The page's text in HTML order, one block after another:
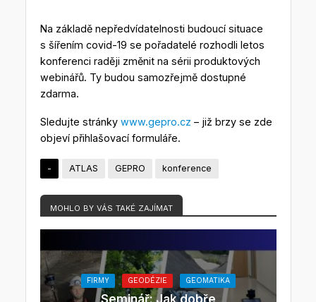
Na základě nepředvídatelnosti budoucí situace
s šířením covid-19 se pořadatelé rozhodli letos
konferenci raději změnit na sérii produktových
webinářů. Ty budou samozřejmě dostupné
zdarma.
Sledujte stránky www.gepro.cz – již brzy se zde
objeví přihlašovací formuláře.
- ATLAS GEPRO konference
MOHLO BY VÁS TAKÉ ZAJÍMAT
FIRMY GEODÉZIE GEOMATIKA